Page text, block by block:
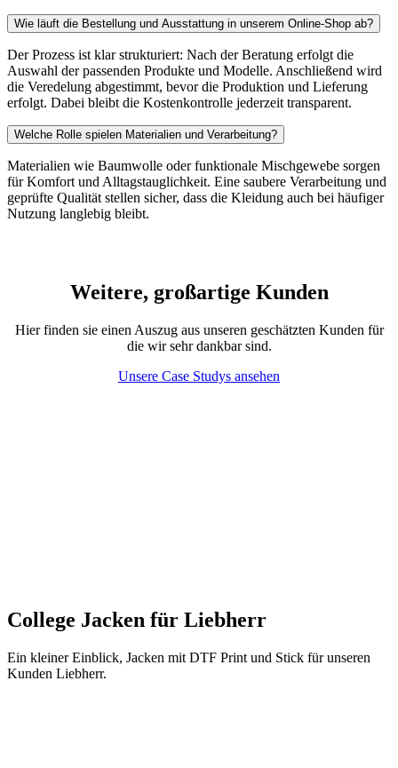
Wie läuft die Bestellung und Ausstattung in unserem Online-Shop ab?
Der Prozess ist klar strukturiert: Nach der Beratung erfolgt die
Auswahl der passenden Produkte und Modelle. Anschließend wird
die Veredelung abgestimmt, bevor die Produktion und Lieferung
erfolgt. Dabei bleibt die Kostenkontrolle jederzeit transparent.
Welche Rolle spielen Materialien und Verarbeitung?
Materialien wie Baumwolle oder funktionale Mischgewebe sorgen
für Komfort und Alltagstauglichkeit. Eine saubere Verarbeitung und
geprüfte Qualität stellen sicher, dass die Kleidung auch bei häufiger
Nutzung langlebig bleibt.
Weitere, großartige Kunden
Hier finden sie einen Auszug aus unseren geschätzten Kunden für
die wir sehr dankbar sind.
Unsere Case Studys ansehen
College Jacken für Liebherr
Ein kleiner Einblick, Jacken mit DTF Print und Stick für unseren
Kunden Liebherr.